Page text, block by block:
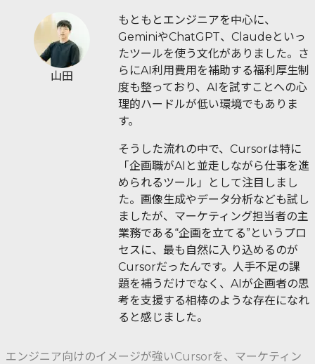
山田
もともとエンジニアを中心に、
GeminiやChatGPT、Claudeといっ
たツールを使う文化がありました。さ
らにAI利用費用を補助する福利厚生制
度も整っており、AIを試すことへの心
理的ハードルが低い環境でもありま
す。
そうした流れの中で、Cursorは特に
「企画職がAIと並走しながら仕事を進
められるツール」として注目しまし
た。画像生成やデータ分析なども試し
ましたが、マーケティング担当者の主
業務である“企画を立てる”というプロ
セスに、最も自然に入り込めるのが
Cursorだったんです。人手不足の課
題を補うだけでなく、AIが企画者の思
考を支援する相棒のような存在になれ
ると感じました。
エンジニア向けのイメージが強いCursorを、マーケティン